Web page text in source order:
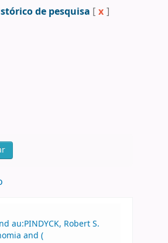
de pesquisa [ x ]
au:PINDYCK, Robert S.
and (